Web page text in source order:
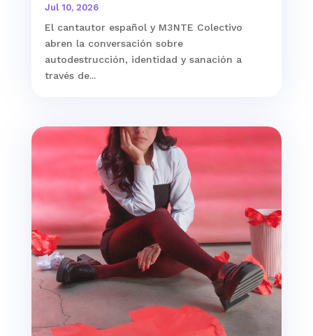
Jul 10, 2026
El cantautor español y M3NTE Colectivo
abren la conversación sobre
autodestrucción, identidad y sanación a
través de...